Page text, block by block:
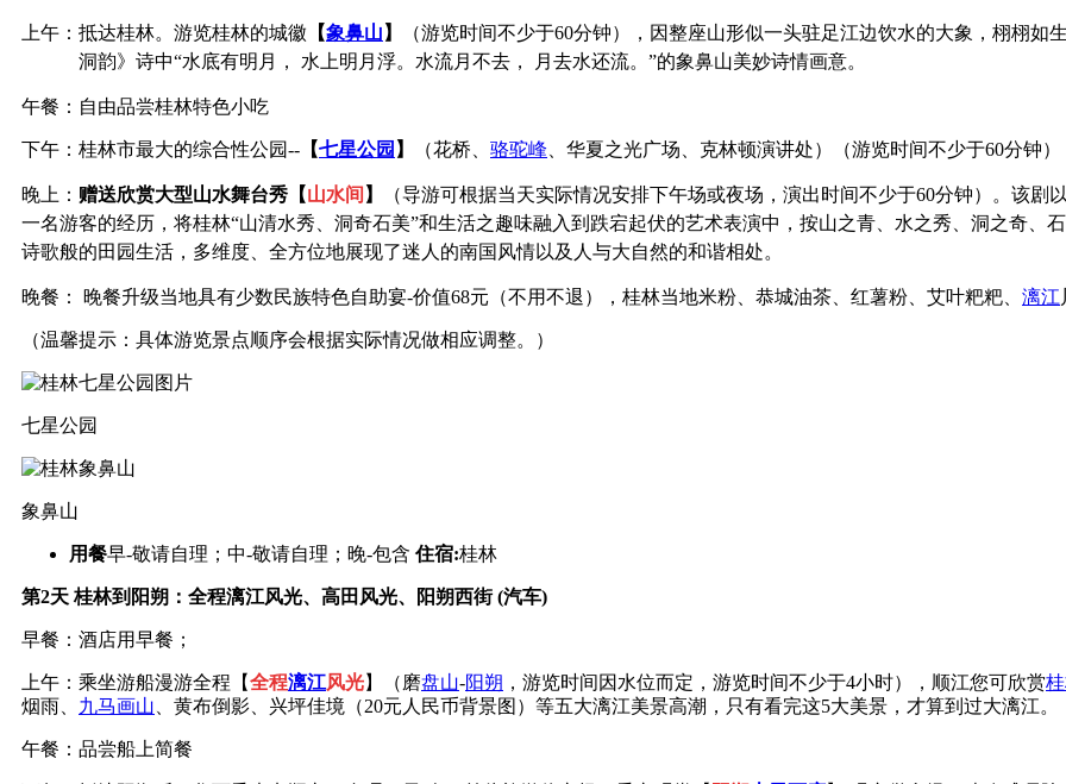
上午：抵达桂林。游览桂林的城徽 【象鼻山 】
（游览时间不少于60分钟），因整座山形似一头驻足江边饮水的大象，栩栩
洞韵》诗中“水底有明月， 水上明月浮。水流月不去， 月去水还流。”的象鼻山美妙诗情画意。
午餐：自由品尝桂林特色小吃
下午：桂林市最大的综合性公园-- 【七星公园 】 （花桥、 骆驼峰 、华夏之光广场、克林顿演讲处）（游览时间不少于60分钟）
晚上： 赠送欣赏大型山水舞台秀 【山水间 】
（导游可根据当天实际情况安排下午场或夜场，演出时间不少于60分钟）。该剧
一名游客的经历，将桂林“山清水秀、洞奇石美”和生活之趣味融入到跌宕起伏的艺术表演中，按山之青、水之秀、洞之奇、
诗歌般的田园生活， 多维度、全方位地展现了迷人的南国风情以及人与大自然的和谐相处。
晚餐： 晚餐升级当地具有少数民族特色自助宴-价值68元（不用不退），桂林当地米粉、恭城油茶、红薯粉、艾叶粑粑、 漓江
（温馨提示：具体游览景点顺序会根据实际情况做相应调整。）
七星公园
象鼻山
用餐早-敬请自理；中-敬请自理；晚-包含 住宿:桂林
第2天 桂林到阳朔：全程漓江风光、高田风光、阳朔西街 (汽车)
早餐：酒店用早餐；
上午：乘坐游船漫游全程【全程漓江风光】（磨盘山-阳朔 ，游览时间因水位而定，游览时间不少于4小时），顺江您可欣赏
烟雨、 九马画山 、黄布倒影、兴坪佳境（20元人民币背景图）等五大漓江美景高潮，只有看完这5大美景，才算到过大漓江。
午餐：品尝船上简餐